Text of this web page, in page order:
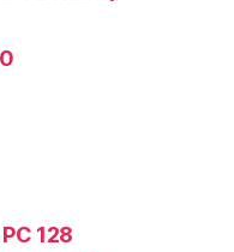
128